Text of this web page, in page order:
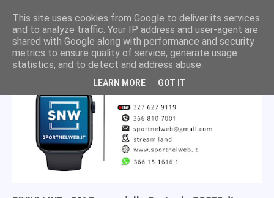
This site uses cookies from Google to deliver its services
and to analyze traffic. Your IP address and user-agent are
shared with Google along with performance and security
metrics to ensure quality of service, generate usage
statistics, and to detect and address abuse.
LEARN MORE GOT IT